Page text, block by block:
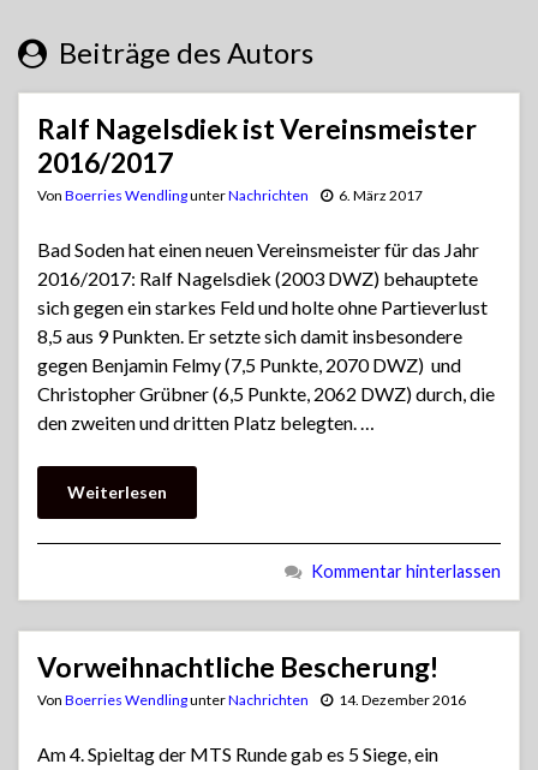
Beiträge des Autors
Ralf Nagelsdiek ist Vereinsmeister
2016/2017
Von Boerries WendlingunterNachrichten 6. März 2017
Bad Soden hat einen neuen Vereinsmeister für das Jahr
2016/2017: Ralf Nagelsdiek (2003 DWZ) behauptete
sich gegen ein starkes Feld und holte ohne Partieverlust
8,5 aus 9 Punkten. Er setzte sich damit insbesondere
gegen Benjamin Felmy (7,5 Punkte, 2070 DWZ) und
Christopher Grübner (6,5 Punkte, 2062 DWZ) durch, die
den zweiten und dritten Platz belegten. …
Weiterlesen
Kommentar hinterlassen
Vorweihnachtliche Bescherung!
Von Boerries WendlingunterNachrichten 14. Dezember 2016
Am 4. Spieltag der MTS Runde gab es 5 Siege, ein